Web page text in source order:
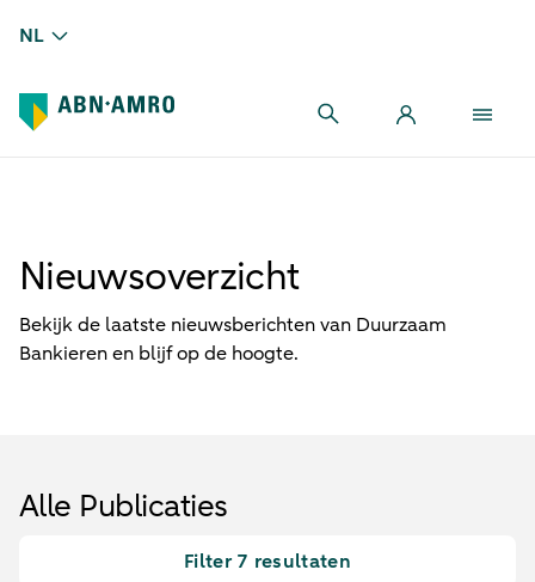
NL
Nieuwsoverzicht
Bekijk de laatste nieuwsberichten van Duurzaam
Bankieren en blijf op de hoogte.
Alle Publicaties
Filter 7 resultaten